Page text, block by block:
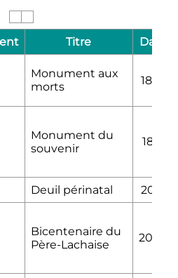
Titre Date
Monument aux
morts
1899
Monument du
souvenir
1881
Deuil périnatal 2016
Bicentenaire du
Père-Lachaise
2004